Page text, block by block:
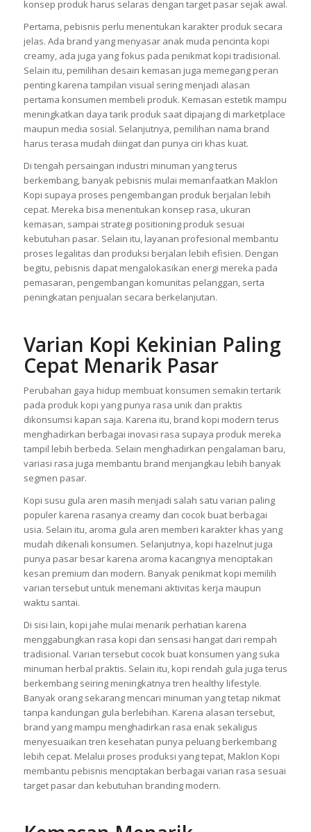
konsep produk harus selaras dengan target pasar sejak awal.
Pertama, pebisnis perlu menentukan karakter produk secara
jelas. Ada brand yang menyasar anak muda pencinta kopi
creamy, ada juga yang fokus pada penikmat kopi tradisional.
Selain itu, pemilihan desain kemasan juga memegang peran
penting karena tampilan visual sering menjadi alasan
pertama konsumen membeli produk. Kemasan estetik mampu
meningkatkan daya tarik produk saat dipajang di marketplace
maupun media sosial. Selanjutnya, pemilihan nama brand
harus terasa mudah diingat dan punya ciri khas kuat.
Di tengah persaingan industri minuman yang terus
berkembang, banyak pebisnis mulai memanfaatkan Maklon
Kopi supaya proses pengembangan produk berjalan lebih
cepat. Mereka bisa menentukan konsep rasa, ukuran
kemasan, sampai strategi positioning produk sesuai
kebutuhan pasar. Selain itu, layanan profesional membantu
proses legalitas dan produksi berjalan lebih efisien. Dengan
begitu, pebisnis dapat mengalokasikan energi mereka pada
pemasaran, pengembangan komunitas pelanggan, serta
peningkatan penjualan secara berkelanjutan.
Varian Kopi Kekinian Paling
Cepat Menarik Pasar
Perubahan gaya hidup membuat konsumen semakin tertarik
pada produk kopi yang punya rasa unik dan praktis
dikonsumsi kapan saja. Karena itu, brand kopi modern terus
menghadirkan berbagai inovasi rasa supaya produk mereka
tampil lebih berbeda. Selain menghadirkan pengalaman baru,
variasi rasa juga membantu brand menjangkau lebih banyak
segmen pasar.
Kopi susu gula aren masih menjadi salah satu varian paling
populer karena rasanya creamy dan cocok buat berbagai
usia. Selain itu, aroma gula aren memberi karakter khas yang
mudah dikenali konsumen. Selanjutnya, kopi hazelnut juga
punya pasar besar karena aroma kacangnya menciptakan
kesan premium dan modern. Banyak penikmat kopi memilih
varian tersebut untuk menemani aktivitas kerja maupun
waktu santai.
Di sisi lain, kopi jahe mulai menarik perhatian karena
menggabungkan rasa kopi dan sensasi hangat dari rempah
tradisional. Varian tersebut cocok buat konsumen yang suka
minuman herbal praktis. Selain itu, kopi rendah gula juga terus
berkembang seiring meningkatnya tren healthy lifestyle.
Banyak orang sekarang mencari minuman yang tetap nikmat
tanpa kandungan gula berlebihan. Karena alasan tersebut,
brand yang mampu menghadirkan rasa enak sekaligus
menyesuaikan tren kesehatan punya peluang berkembang
lebih cepat. Melalui proses produksi yang tepat, Maklon Kopi
membantu pebisnis menciptakan berbagai varian rasa sesuai
target pasar dan kebutuhan branding modern.